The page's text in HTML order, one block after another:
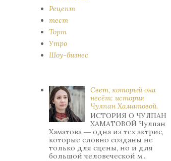
Рецепт
тест
Торт
Утро
Шоу-бизнес
Свет, который она
несёт: история
Чулпан Хаматовой.
ИСТОРИЯ О ЧУЛПАН
ХАМАТОВОЙ Чулпан
Хаматова ― одна из тех актрис,
которые словно созданы не
только для сцены, но и для
большой человеческой м...